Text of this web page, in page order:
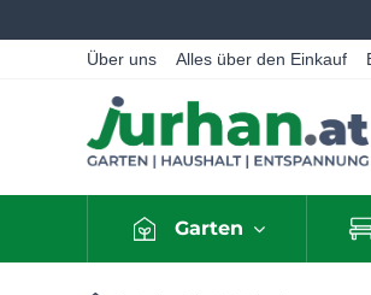
Über uns Alles über den Einkauf
Garten